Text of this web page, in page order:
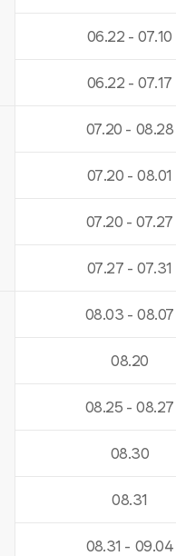
06.22 - 07.10
06.22 - 07.17
07.20 - 08.28
07.20 - 08.01
07.20 - 07.27
07.27 - 07.31
08.03 - 08.07
08.20
08.25 - 08.27
08.30
08.31
08.31 - 09.04